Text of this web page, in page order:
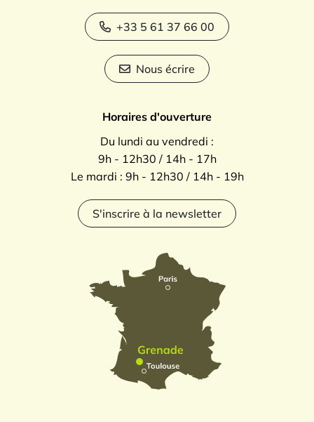
+33 5 61 37 66 00
Nous écrire
Horaires d'ouverture
Du lundi au vendredi :
9h - 12h30 / 14h - 17h
Le mardi : 9h - 12h30 / 14h - 19h
S'inscrire à la newsletter